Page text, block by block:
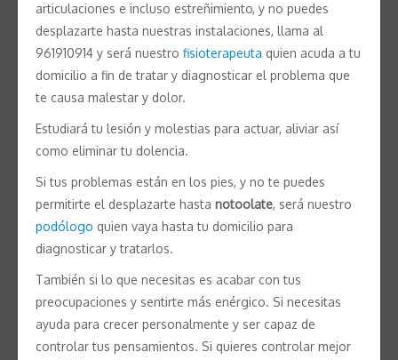
articulaciones e incluso estreñimiento, y no puedes
desplazarte hasta nuestras instalaciones, llama al
961910914 y será nuestro fisioterapeuta quien acuda a tu
domicilio a fin de tratar y diagnosticar el problema que
te causa malestar y dolor.
Estudiará tu lesión y molestias para actuar, aliviar así
como eliminar tu dolencia.
Si tus problemas están en los pies, y no te puedes
permitirte el desplazarte hasta notoolate, será nuestro
podólogo quien vaya hasta tu domicilio para
diagnosticar y tratarlos.
También si lo que necesitas es acabar con tus
preocupaciones y sentirte más enérgico. Si necesitas
ayuda para crecer personalmente y ser capaz de
controlar tus pensamientos. Si quieres controlar mejor